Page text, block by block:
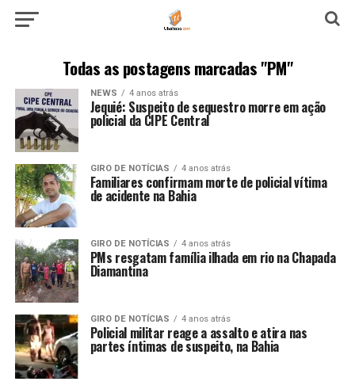
Todas as postagens marcadas "PM"
NEWS 4 anos atrás
Jequié: Suspeito de sequestro morre em ação
policial da CIPE Central
GIRO DE NOTÍCIAS 4 anos atrás
Familiares confirmam morte de policial vítima
de acidente na Bahia
GIRO DE NOTÍCIAS 4 anos atrás
PMs resgatam família ilhada em rio na Chapada
Diamantina
GIRO DE NOTÍCIAS 4 anos atrás
Policial militar reage a assalto e atira nas
partes íntimas de suspeito, na Bahia